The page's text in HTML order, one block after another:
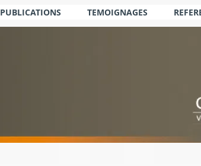
PUBLICATIONS TEMOIGNAGES